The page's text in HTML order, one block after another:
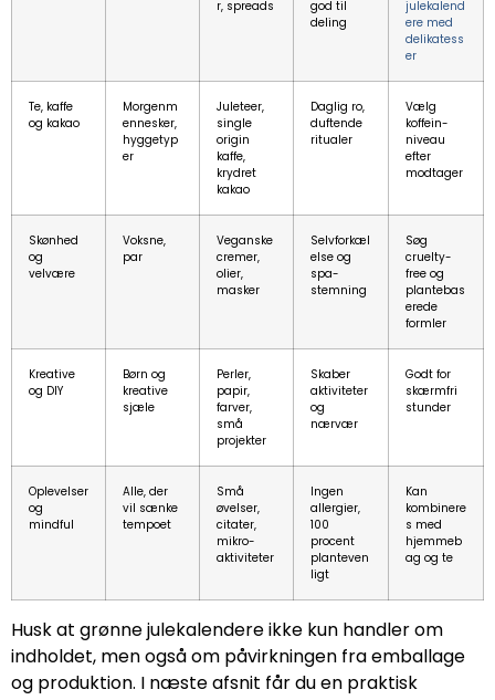
r, spreads
god til
deling
julekalend
ere med
delikatess
er
Te, kaffe
og kakao
Morgenm
ennesker,
hyggetyp
er
Juleteer,
single
origin
kaffe,
krydret
kakao
Daglig ro,
duftende
ritualer
Vælg
koffein-
niveau
efter
modtager
Skønhed
og
velvære
Voksne,
par
Veganske
cremer,
olier,
masker
Selvforkæl
else og
spa-
stemning
Søg
cruelty-
free og
plantebas
erede
formler
Kreative
og DIY
Børn og
kreative
sjæle
Perler,
papir,
farver,
små
projekter
Skaber
aktiviteter
og
nærvær
Godt for
skærmfri
stunder
Oplevelser
og
mindful
Alle, der
vil sænke
tempoet
Små
øvelser,
citater,
mikro-
aktiviteter
Ingen
allergier,
100
procent
planteven
ligt
Kan
kombinere
s med
hjemmeb
ag og te
Husk at grønne julekalendere ikke kun handler om
indholdet, men også om påvirkningen fra emballage
og produktion. I næste afsnit får du en praktisk